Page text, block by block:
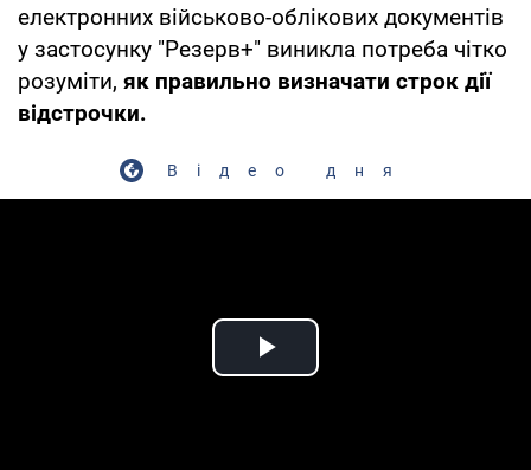
електронних військово-облікових документів
у застосунку "Резерв+" виникла потреба чітко
розуміти, як правильно визначати строк дії
відстрочки.
Відео дня
Play Video